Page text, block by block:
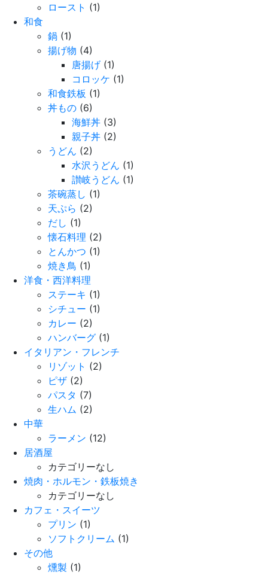
ロースト (1)
和食
鍋 (1)
揚げ物 (4)
唐揚げ (1)
コロッケ (1)
和食鉄板 (1)
丼もの (6)
海鮮丼 (3)
親子丼 (2)
うどん (2)
水沢うどん (1)
讃岐うどん (1)
茶碗蒸し (1)
天ぷら (2)
だし (1)
懐石料理 (2)
とんかつ (1)
焼き鳥 (1)
洋食・西洋料理
ステーキ (1)
シチュー (1)
カレー (2)
ハンバーグ (1)
イタリアン・フレンチ
リゾット (2)
ピザ (2)
パスタ (7)
生ハム (2)
中華
ラーメン (12)
居酒屋
カテゴリーなし
焼肉・ホルモン・鉄板焼き
カテゴリーなし
カフェ・スイーツ
プリン (1)
ソフトクリーム (1)
その他
燻製 (1)